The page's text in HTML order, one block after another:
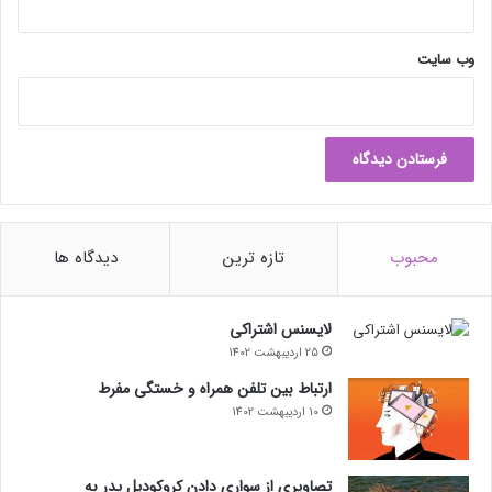
به‌طور کامل جایگزین بنزین شوند.
مقاله‌های مرتبط
اگر تقاضا برای خودروهای الکتریکی در اروپا در سال‌های آینده
وب‌ سایت
محبوب تازه ترین دیدگاه ها
لایسنس اشتراکی
25 اردیبهشت 1402
ارتباط بین تلفن همراه و خستگی مفرط
10 اردیبهشت 1402
تصاویری از سواری دادن کروکودیل پدر به